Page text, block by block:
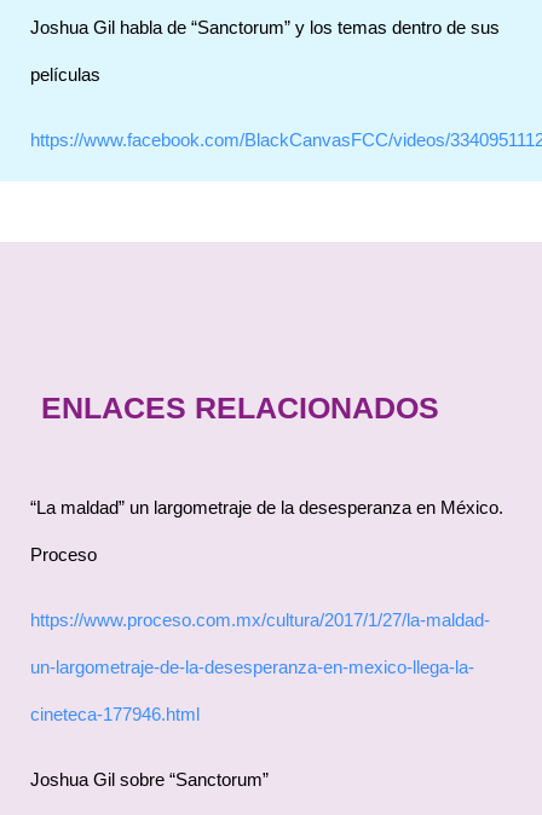
Joshua Gil habla de “Sanctorum” y los temas dentro de sus
películas
https://www.facebook.com/BlackCanvasFCC/videos/
ENLACES RELACIONADOS
“La maldad” un largometraje de la desesperanza en México.
Proceso
https://www.proceso.com.mx/cultura/2017/1/27/la-maldad-
un-largometraje-de-la-desesperanza-en-mexico-llega-la-
cineteca-177946.html
Joshua Gil sobre “Sanctorum”